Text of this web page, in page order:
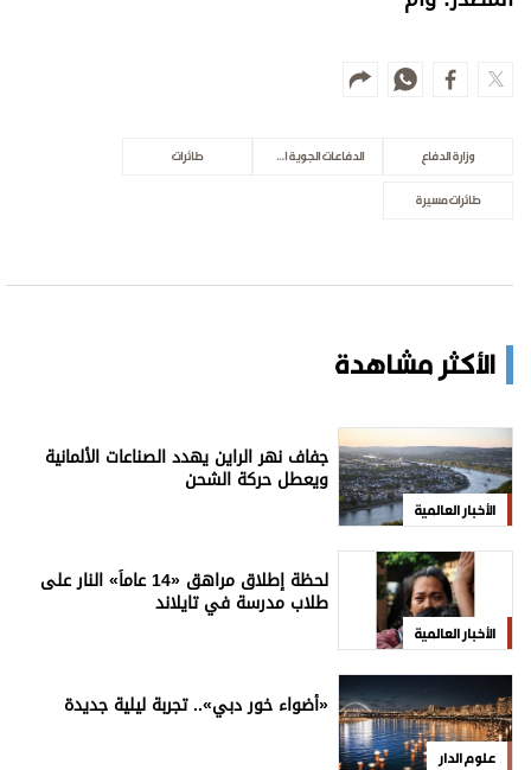
وزارة الدفاع الدفاعات الجوية الإماراتية طائرات
طائرات مسيرة
الأكثر مشاهدة
الأخبار العالمية
جفاف نهر الراين يهدد الصناعات الألمانية
ويعطل حركة الشحن
الأخبار العالمية
لحظة إطلاق مراهق «14 عاماً» النار على
طلاب مدرسة في تايلاند
علوم الدار
«أضواء خور دبي».. تجربة ليلية جديدة